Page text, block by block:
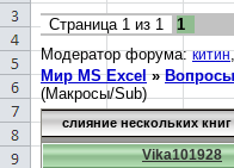
Страница 1 из 1
1
Модератор форума:китин
Мир MS Excel »
(Макросы/Sub)
слияние нескольких
Vika101928